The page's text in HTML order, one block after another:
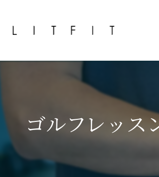
ゴルフレッス